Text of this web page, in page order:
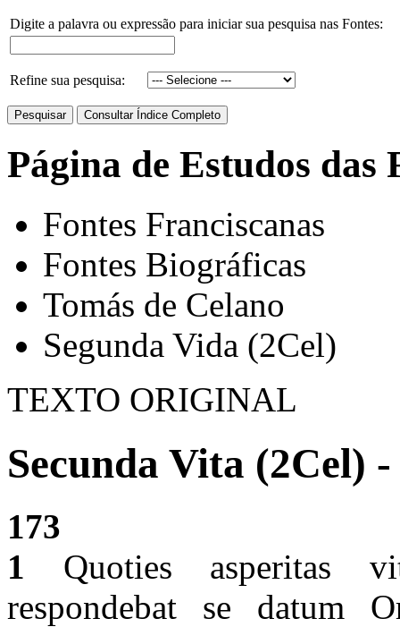
Digite a palavra ou expressão para iniciar sua pesquisa nas Fontes:
Refine sua pesquisa:
Página de Estudos das
Fontes Franciscanas
Fontes Biográficas
Tomás de Celano
Segunda Vida (2Cel)
TEXTO ORIGINAL
Secunda Vita (2Cel) -
173
1 Quoties asperitas
respondebat se datum